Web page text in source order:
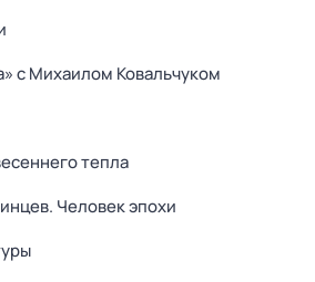
с Михаилом Ковальчуком
тепла
Человек эпохи